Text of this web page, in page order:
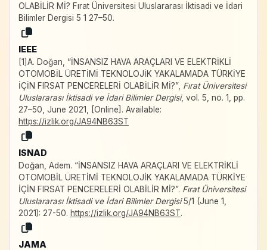
OLABİLİR Mİ? Fırat Üniversitesi Uluslararası İktisadi ve İdari
Bilimler Dergisi 5 1 27–50.
IEEE
[1]A. Doğan, “İNSANSIZ HAVA ARAÇLARI VE ELEKTRİKLİ
OTOMOBİL ÜRETİMİ TEKNOLOJİK YAKALAMADA TÜRKİYE
İÇİN FIRSAT PENCERELERİ OLABİLİR Mİ?”, Fırat Üniversitesi
Uluslararası İktisadi ve İdari Bilimler Dergisi, vol. 5, no. 1, pp.
27–50, June 2021, [Online]. Available:
https://izlik.org/JA94NB63ST
ISNAD
Doğan, Adem. “İNSANSIZ HAVA ARAÇLARI VE ELEKTRİKLİ
OTOMOBİL ÜRETİMİ TEKNOLOJİK YAKALAMADA TÜRKİYE
İÇİN FIRSAT PENCERELERİ OLABİLİR Mİ?”. Fırat Üniversitesi
Uluslararası İktisadi ve İdari Bilimler Dergisi5/1 (June 1,
2021): 27-50. https://izlik.org/JA94NB63ST.
JAMA